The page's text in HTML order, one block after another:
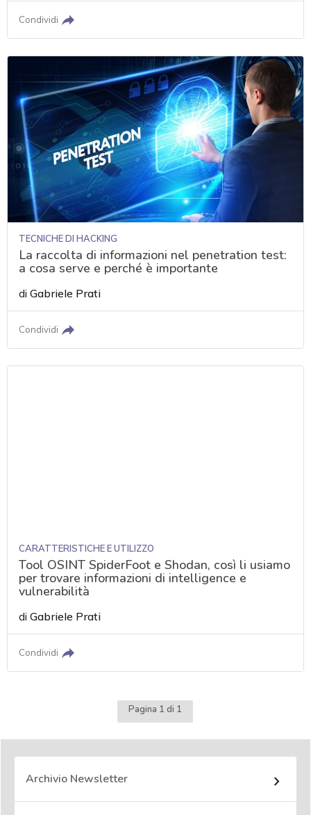
Condividi
TECNICHE DI HACKING
La raccolta di informazioni nel penetration test:
a cosa serve e perché è importante
diGabriele Prati
Condividi
CARATTERISTICHE E UTILIZZO
Tool OSINT SpiderFoot e Shodan, così li usiamo
per trovare informazioni di intelligence e
vulnerabilità
diGabriele Prati
Condividi
Pagina 1 di 1
Archivio Newsletter